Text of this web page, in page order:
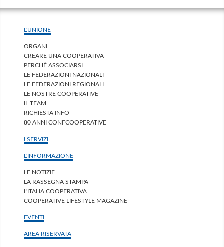
L'UNIONE
ORGANI
CREARE UNA COOPERATIVA
PERCHÈ ASSOCIARSI
LE FEDERAZIONI NAZIONALI
LE FEDERAZIONI REGIONALI
LE NOSTRE COOPERATIVE
IL TEAM
RICHIESTA INFO
80 ANNI CONFCOOPERATIVE
I SERVIZI
L'INFORMAZIONE
LE NOTIZIE
LA RASSEGNA STAMPA
L'ITALIA COOPERATIVA
COOPERATIVE LIFESTYLE MAGAZINE
EVENTI
AREA RISERVATA